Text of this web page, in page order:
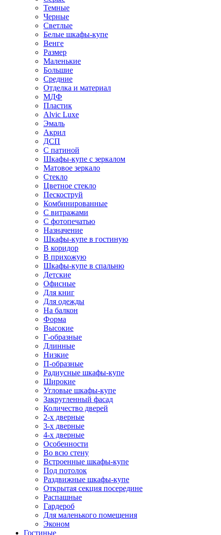
Темные
Черные
Светлые
Белые шкафы-купе
Венге
Размер
Маленькие
Большие
Средние
Отделка и материал
МДФ
Пластик
Alvic Luxe
Эмаль
Акрил
ДСП
С патиной
Шкафы-купе с зеркалом
Матовое зеркало
Стекло
Цветное стекло
Пескоструй
Комбинированные
С витражами
С фотопечатью
Назначение
Шкафы-купе в гостиную
В коридор
В прихожую
Шкафы-купе в спальню
Детские
Офисные
Для книг
Для одежды
На балкон
Форма
Высокие
Г-образные
Длинные
Низкие
П-образные
Радиусные шкафы-купе
Широкие
Угловые шкафы-купе
Закругленный фасад
Количество дверей
2-х дверные
3-х дверные
4-х дверные
Особенности
Во всю стену
Встроенные шкафы-купе
Под потолок
Раздвижные шкафы-купе
Открытая секция посередине
Распашные
Гардероб
Для маленького помещения
Эконом
Гостиные